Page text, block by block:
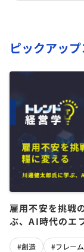
ピックアッ
雇用不安を挑戦
ぶ、AI時代のエ
#創造 #フレー